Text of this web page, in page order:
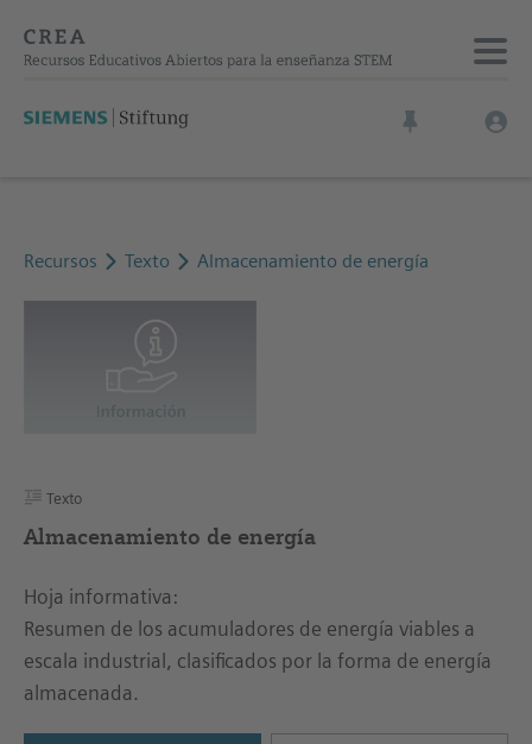
Recursos Texto Almacenamiento de energía
Texto
Almacenamiento de energía
Hoja informativa:
Resumen de los acumuladores de energía viables a
escala industrial, clasificados por la forma de energía
almacenada.